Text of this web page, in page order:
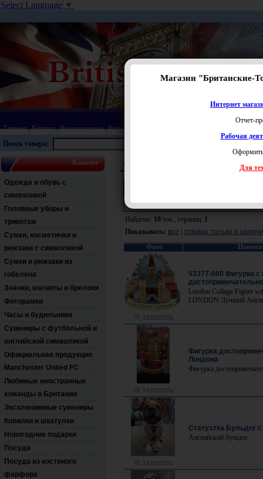
Select Language ▼
Главная|Каталог|Ваши вопросы|Новинки
Поиск товара:
Каталог
Одежда и обувь с
символикой
Головные уборы и
трикотаж
Сумки, косметички и
рюкзаки с символикой
Сумки и рюкзаки из
гобелена
Значки, магниты и брелоки
Фоторамки
Часы и будильники
Сувениры с футбольной и
английской символикой
Официальная продукция
Manchester United FC
Любимые иностранные
команды в Британии
Эксклюзивные сувениры
Копилки и шкатулки
Новогодние подарки
Посуда
Посуда из костяного
фарфора
Сувениры с футбольной и английской
Раздел:
Найдено: 10 тов., страниц: 1
Показывать: все
товары только в
Фото
53377-000 Фигурка
London Collage Figure
LONDON Лучший
Фигурка
Лондона
Фигурка
Статуэтка Бульдог
Английский бульдог
Магазин "Британские-
Интернет
Отчет-
Рабочая
Для